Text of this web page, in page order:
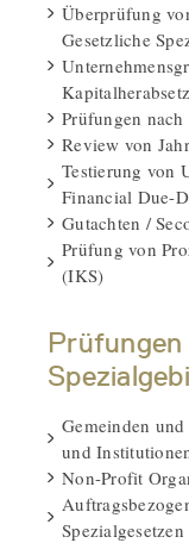
Überprüfung
Gesetzliche
Prüfungen nach
Review von
Testierung von
Financial Due-
Gutachten /
Prüfung von
(IKS)
Gemeinden
und
Non-Profit
Spezialgesetzen